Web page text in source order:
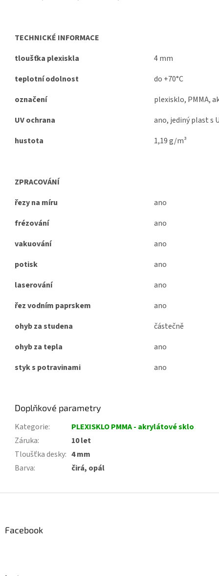
TECHNICKÉ INFORMACE
tloušťka plexiskla
4 mm
teplotní odolnost
do +70°C
označení
plexisklo, PMMA,
UV ochrana
ano, jediný plast s
hustota
1,19 g/m³
ZPRACOVÁNÍ
řezy na míru
ano
frézování
ano
vakuování
ano
potisk
ano
laserování
ano
řez vodním paprskem
ano
ohyb za studena
částečně
ohyb za tepla
ano
styk s potravinami
ano
Doplňkové parametry
Kategorie:
PLEXISKLO PMMA - akrylátové sklo
Záruka:
10 let
Tloušťka desky: 4 mm
Barva: čirá, opál
Facebook